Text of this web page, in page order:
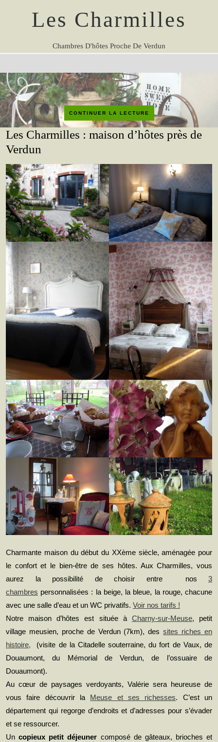
Les Charmilles
Chambres D'hôtes Proche De Verdun
CONTINUER LA LECTURE
Les Charmilles : maison d’hôtes près de
Verdun
Charmante maison du début du XXème siècle, aménagée pour
le confort et le bien-être de ses hôtes. Aux Charmilles, vous
aurez la possibilité de choisir entre nos 3
chambres personnalisées : la beige, la bleue, la rouge, chacune
avec une salle d’eau et un WC privatifs. Voir nos tarifs !
Notre maison d’hôtes est située à Charny-sur-Meuse, petit
village meusien, proche de Verdun (7km), dessites riches en
histoire, (visite de la Citadelle souterraine, du fort de Vaux, de
Douaumont, du Mémorial de Verdun, de l’ossuaire de
Douaumont).
Au cœur de paysages verdoyants, Valérie sera heureuse de
vous faire découvrir la Meuse et ses richesses. C’est un
département qui regorge d’endroits et d’adresses pour s’évader
et se ressourcer.
Uncopieux petit déjeuner composé de gâteaux, brioches et